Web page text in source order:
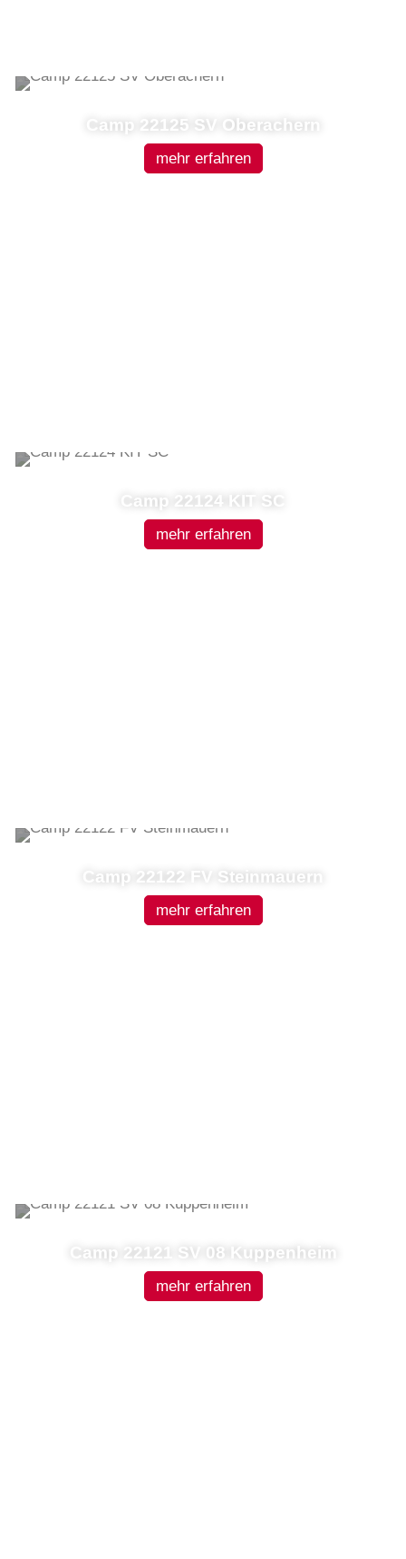
Camp 22125 SV Oberachern
mehr erfahren
Camp 22124 KIT SC
mehr erfahren
Camp 22122 FV Steinmauern
mehr erfahren
Camp 22121 SV 08 Kuppenheim
mehr erfahren